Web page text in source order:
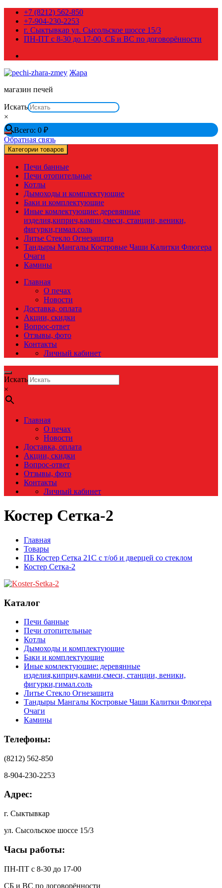
Перейти
содержимому
+7 (8212) 562-850
+7-904-230-2253
г. Сыктывкар ул. Сысольское шоссе 15/3
ПН-ПТ с 8-30 до 17-00, СБ и ВС по договорённости
Жара
магазин печей
Искать
×
Всего: 0 ₽
Обратная связь
Категории товаров
Печи банные
Печи отопительные
Котлы
Дымоходы и комплектующие
Баки и комплектующие
Иные комлектующие: деревянные
изделия,киприч,камни,смеси, станции, веники,
фигурки,гимал.соль
Литье Стекло Огнезащита
Тандыры Мангалы Костровые Чаши Калитки Флюгера
Очаги
Камины
Главная
О печах
Новости
Доставка, оплата
Акции, скидки
Вопрос-ответ
Отзывы, фото
Контакты
Личный кабинет
Искать
×
Главная
О печах
Новости
Доставка, оплата
Акции, скидки
Вопрос-ответ
Отзывы, фото
Контакты
Личный кабинет
Костер Сетка-2
Главная
Товары
ПБ Костер Сетка 21С с т/об и дверцей со стеклом
Костер Сетка-2
Каталог
Печи банные
Печи отопительные
Котлы
Дымоходы и комплектующие
Баки и комплектующие
Иные комлектующие: деревянные
изделия,киприч,камни,смеси, станции, веники,
фигурки,гимал.соль
Литье Стекло Огнезащита
Тандыры Мангалы Костровые Чаши Калитки Флюгера
Очаги
Камины
Телефоны:
(8212) 562-850
8-904-230-2253
Адрес:
г. Сыктывкар
ул. Сысольское шоссе 15/3
Часы работы:
ПН-ПТ с 8-30 до 17-00
СБ и ВС по договорённости